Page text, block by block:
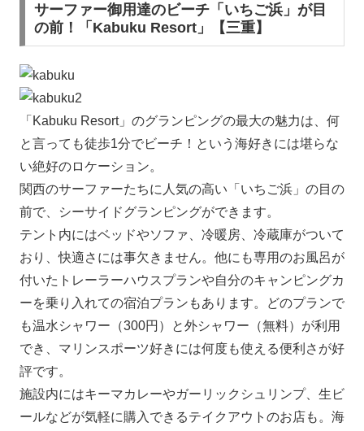
サーファー御用達のビーチ「いちご浜」が目
の前！「Kabuku Resort」【三重】
「Kabuku Resort」のグランピングの最大の魅力は、何
と言っても徒歩1分でビーチ！という海好きには堪らな
い絶好のロケーション。
関西のサーファーたちに人気の高い「いちご浜」の目の
前で、シーサイドグランピングができます。
テント内にはベッドやソファ、冷暖房、冷蔵庫がついて
おり、快適さには事欠きません。他にも専用のお風呂が
付いたトレーラーハウスプランや自分のキャンピングカ
ーを乗り入れての宿泊プランもあります。どのプランで
も温水シャワー（300円）と外シャワー（無料）が利用
でき、マリンスポーツ好きには何度も使える便利さが好
評です。
施設内にはキーマカレーやガーリックシュリンプ、生ビ
ールなどが気軽に購入できるテイクアウトのお店も。海